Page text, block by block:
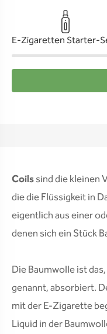
Ersatzgläser
E-Zigaretten Starter-
Coilssind die kleinen
die die Flüssigkeit in
eigentlich aus einer
denen sich ein Stück
Die Baumwolle ist
genannt, absorbiert.
mit der E-Zigarette
Liquid in der